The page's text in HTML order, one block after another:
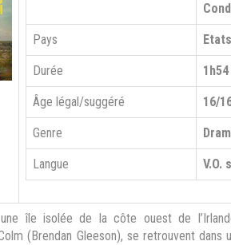
Pays
Durée 1h54
Âge légal/suggéré 16/
Genre
Langue V.O.
île isolée de la côte ouest de
(Brendan Gleeson), se retrouvent